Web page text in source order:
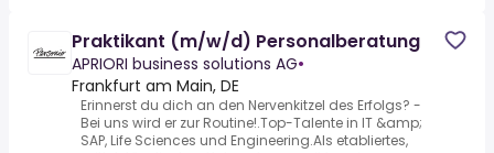
Praktikant (m/w/d) Personalberatung
APRIORI business solutions AG•
Frankfurt am Main, DE
Erinnerst du dich an den Nervenkitzel des Erfolgs? -
Bei uns wird er zur Routine!.Top-Talente in IT &amp;
SAP, Life Sciences und Engineering.Als etabliertes,